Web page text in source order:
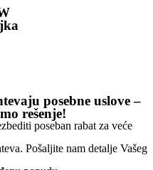
posebne uslove –
rešenje!
poseban rabat za veće
Pošaljite nam detalje Vašeg